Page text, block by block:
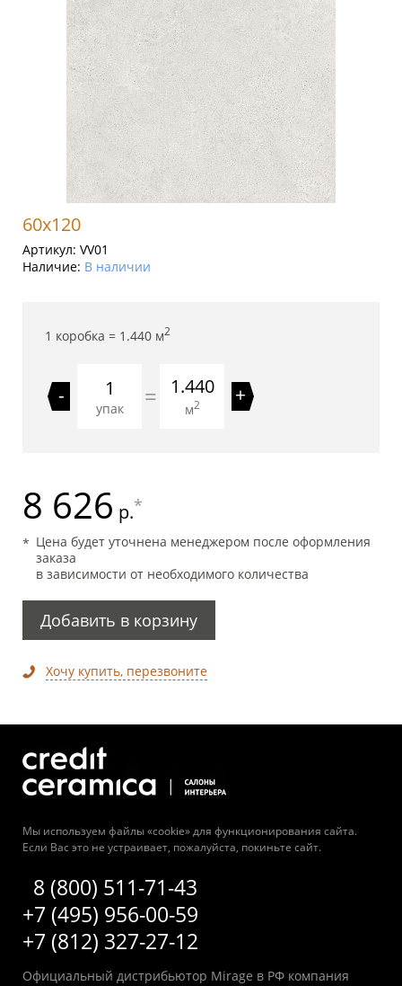
60x120
Артикул: VV01
Наличие: В наличии
1 коробка = 1.440 м2
-
упак = 1.440
м2 +
8 626 р.*
Цена будет уточнена менеджером после оформления
заказа
в зависимости от необходимого количества
Добавить в корзину
Хочу купить, перезвоните
Мы используем файлы «cookie» для функционирования сайта.
Если Вас это не устраивает, пожалуйста, покиньте сайт.
8 (800) 511-71-43
+7 (495) 956-00-59
+7 (812) 327-27-12
Официальный дистрибьютор Mirage в РФ компания